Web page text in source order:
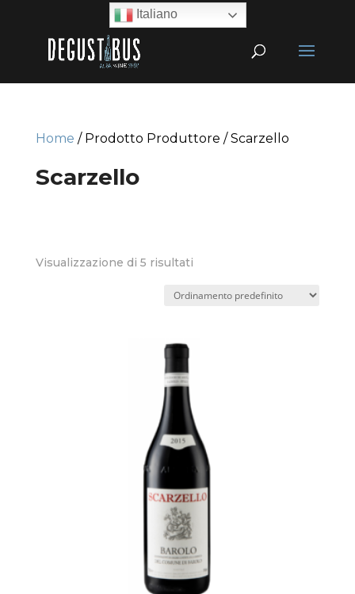
Home / Prodotto Produttore / Scarzello
Scarzello
Visualizzazione di 5 risultati
Italiano